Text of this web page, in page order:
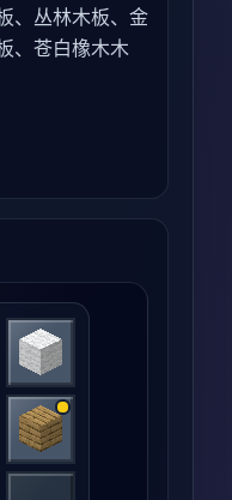
、丛林木板、金
、苍白橡木木